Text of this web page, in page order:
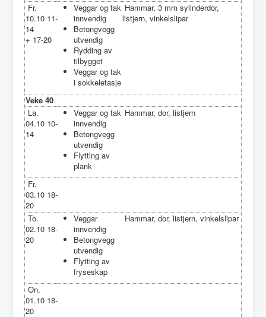
Fr.
10.10 11-
14
+ 17-20
Veggar og tak
innvendig
Betongvegg
utvendig
Rydding av
tilbygget
Veggar og tak
i sokkeletasje
Hammar, 3 mm sylinderdor,
listjern, vinkelslipar
Veke 40
La.
04.10 10-
14
Veggar og tak
innvendig
Betongvegg
utvendig
Flytting av
plank
Hammar, dor, listjern
Fr.
03.10 18-
20
To.
02.10 18-
20
Veggar
innvendig
Betongvegg
utvendig
Flytting av
fryseskap
Hammar, dor, listjern, vinkelslipar
On.
01.10 18-
20